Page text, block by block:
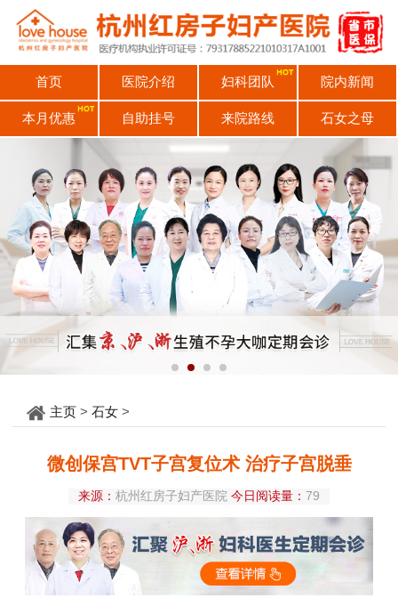
首页 医院介绍 妇科团队 院内新闻
本月优惠 自助挂号 来院路线 石女之母
主页 > 石女 >
微创保宫TVT子宫复位术 治疗子宫脱垂
来源： 杭州红房子妇产医院 今日阅读量： 79